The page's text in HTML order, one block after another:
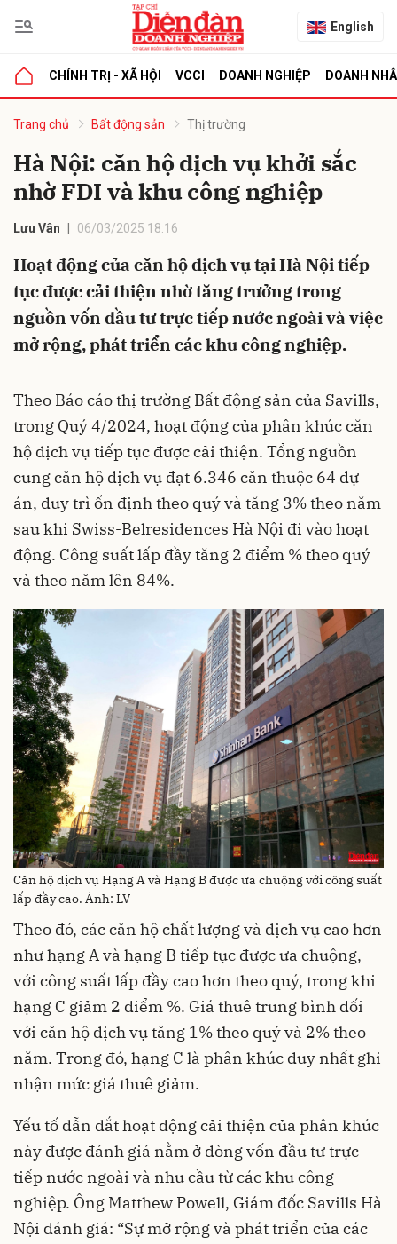
English
CHÍNH TRỊ - XÃ HỘI VCCI DOANH NGHIỆP DOANH
Trang chủ Bất động sản Thị trường
Hà Nội: căn hộ dịch vụ khởi sắc
nhờ FDI và khu công nghiệp
Lưu Vân 06/03/2025 18:16
Hoạt động của căn hộ dịch vụ tại Hà Nội tiếp
tục được cải thiện nhờ tăng trưởng trong
nguồn vốn đầu tư trực tiếp nước ngoài và việc
mở rộng, phát triển các khu công nghiệp.
Theo Báo cáo thị trường Bất động sản của Savills,
trong Quý 4/2024, hoạt động của phân khúc căn
hộ dịch vụ tiếp tục được cải thiện. Tổng nguồn
cung căn hộ dịch vụ đạt 6.346 căn thuộc 64 dự
án, duy trì ổn định theo quý và tăng 3% theo năm
sau khi Swiss-Belresidences Hà Nội đi vào hoạt
động. Công suất lấp đầy tăng 2 điểm % theo quý
và theo năm lên 84%.
Căn hộ dịch vụ Hạng A và Hạng B được ưa chuộng với công suất
lấp đầy cao. Ảnh: LV
Theo đó, các căn hộ chất lượng và dịch vụ cao hơn
như hạng A và hạng B tiếp tục được ưa chuộng,
với công suất lấp đầy cao hơn theo quý, trong khi
hạng C giảm 2 điểm %. Giá thuê trung bình đối
với căn hộ dịch vụ tăng 1% theo quý và 2% theo
năm. Trong đó, hạng C là phân khúc duy nhất ghi
nhận mức giá thuê giảm.
Yếu tố dẫn dắt hoạt động cải thiện của phân khúc
này được đánh giá nằm ở dòng vốn đầu tư trực
tiếp nước ngoài và nhu cầu từ các khu công
nghiệp. Ông Matthew Powell, Giám đốc Savills Hà
Nội đánh giá: “Sự mở rộng và phát triển của các
luận
Hủy